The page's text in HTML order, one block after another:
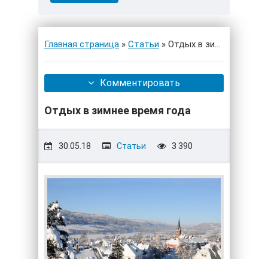
Главная страница » Статьи » Отдых в зимнее время
Комментировать
Отдых в зимнее время года
30.05.18 Статьи 3 390